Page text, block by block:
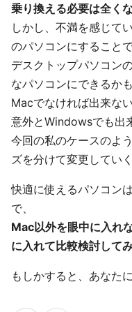
乗り換える必要は全く
しかし、不満を感じて
のパソコンにすること
デスクトップパソコン
なパソコンにできるか
Macでなければ出来な
意外とWindowsでも出
今回の私のケースのよ
ズを分けて変更してい
快適に使えるパソコン
で、
Mac以外を眼中に入れ
に入れて比較検討して
もしかすると、あなた